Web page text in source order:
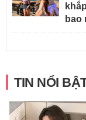
bao
TIN NỔI